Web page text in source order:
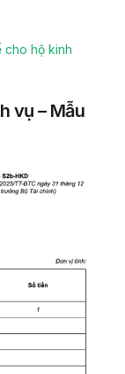
cho hộ kinh
vụ – Mẫu